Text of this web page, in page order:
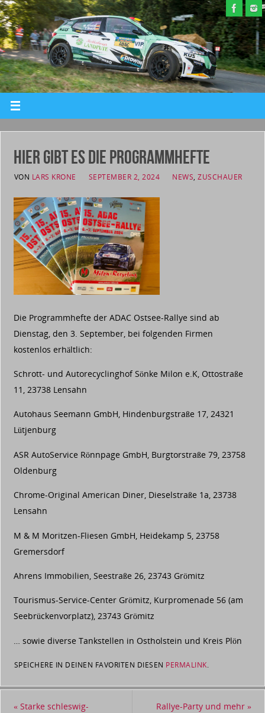
Hier gibt es die Programmhefte
VON LARS KRONE SEPTEMBER 2, 2024 NEWS,ZUSCHAUER
Die Programmhefte der ADAC Ostsee-Rallye sind ab
Dienstag, den 3. September, bei folgenden Firmen
kostenlos erhältlich:
Schrott- und Autorecyclinghof Sönke Milon e.K, Ottostraße
11, 23738 Lensahn
Autohaus Seemann GmbH, Hindenburgstraße 17, 24321
Lütjenburg
ASR AutoService Rönnpage GmbH, Burgtorstraße 79, 23758
Oldenburg
Chrome-Original American Diner, Dieselstraße 1a, 23738
Lensahn
M & M Moritzen-Fliesen GmbH, Heidekamp 5, 23758
Gremersdorf
Ahrens Immobilien, Seestraße 26, 23743 Grömitz
Tourismus-Service-Center Grömitz, Kurpromenade 56 (am
Seebrückenvorplatz), 23743 Grömitz
… sowie diverse Tankstellen in Ostholstein und Kreis Plön
SPEICHERE IN DEINEN FAVORITEN DIESEN PERMALINK.
«Starke schleswig-
Rallye-Party und mehr»